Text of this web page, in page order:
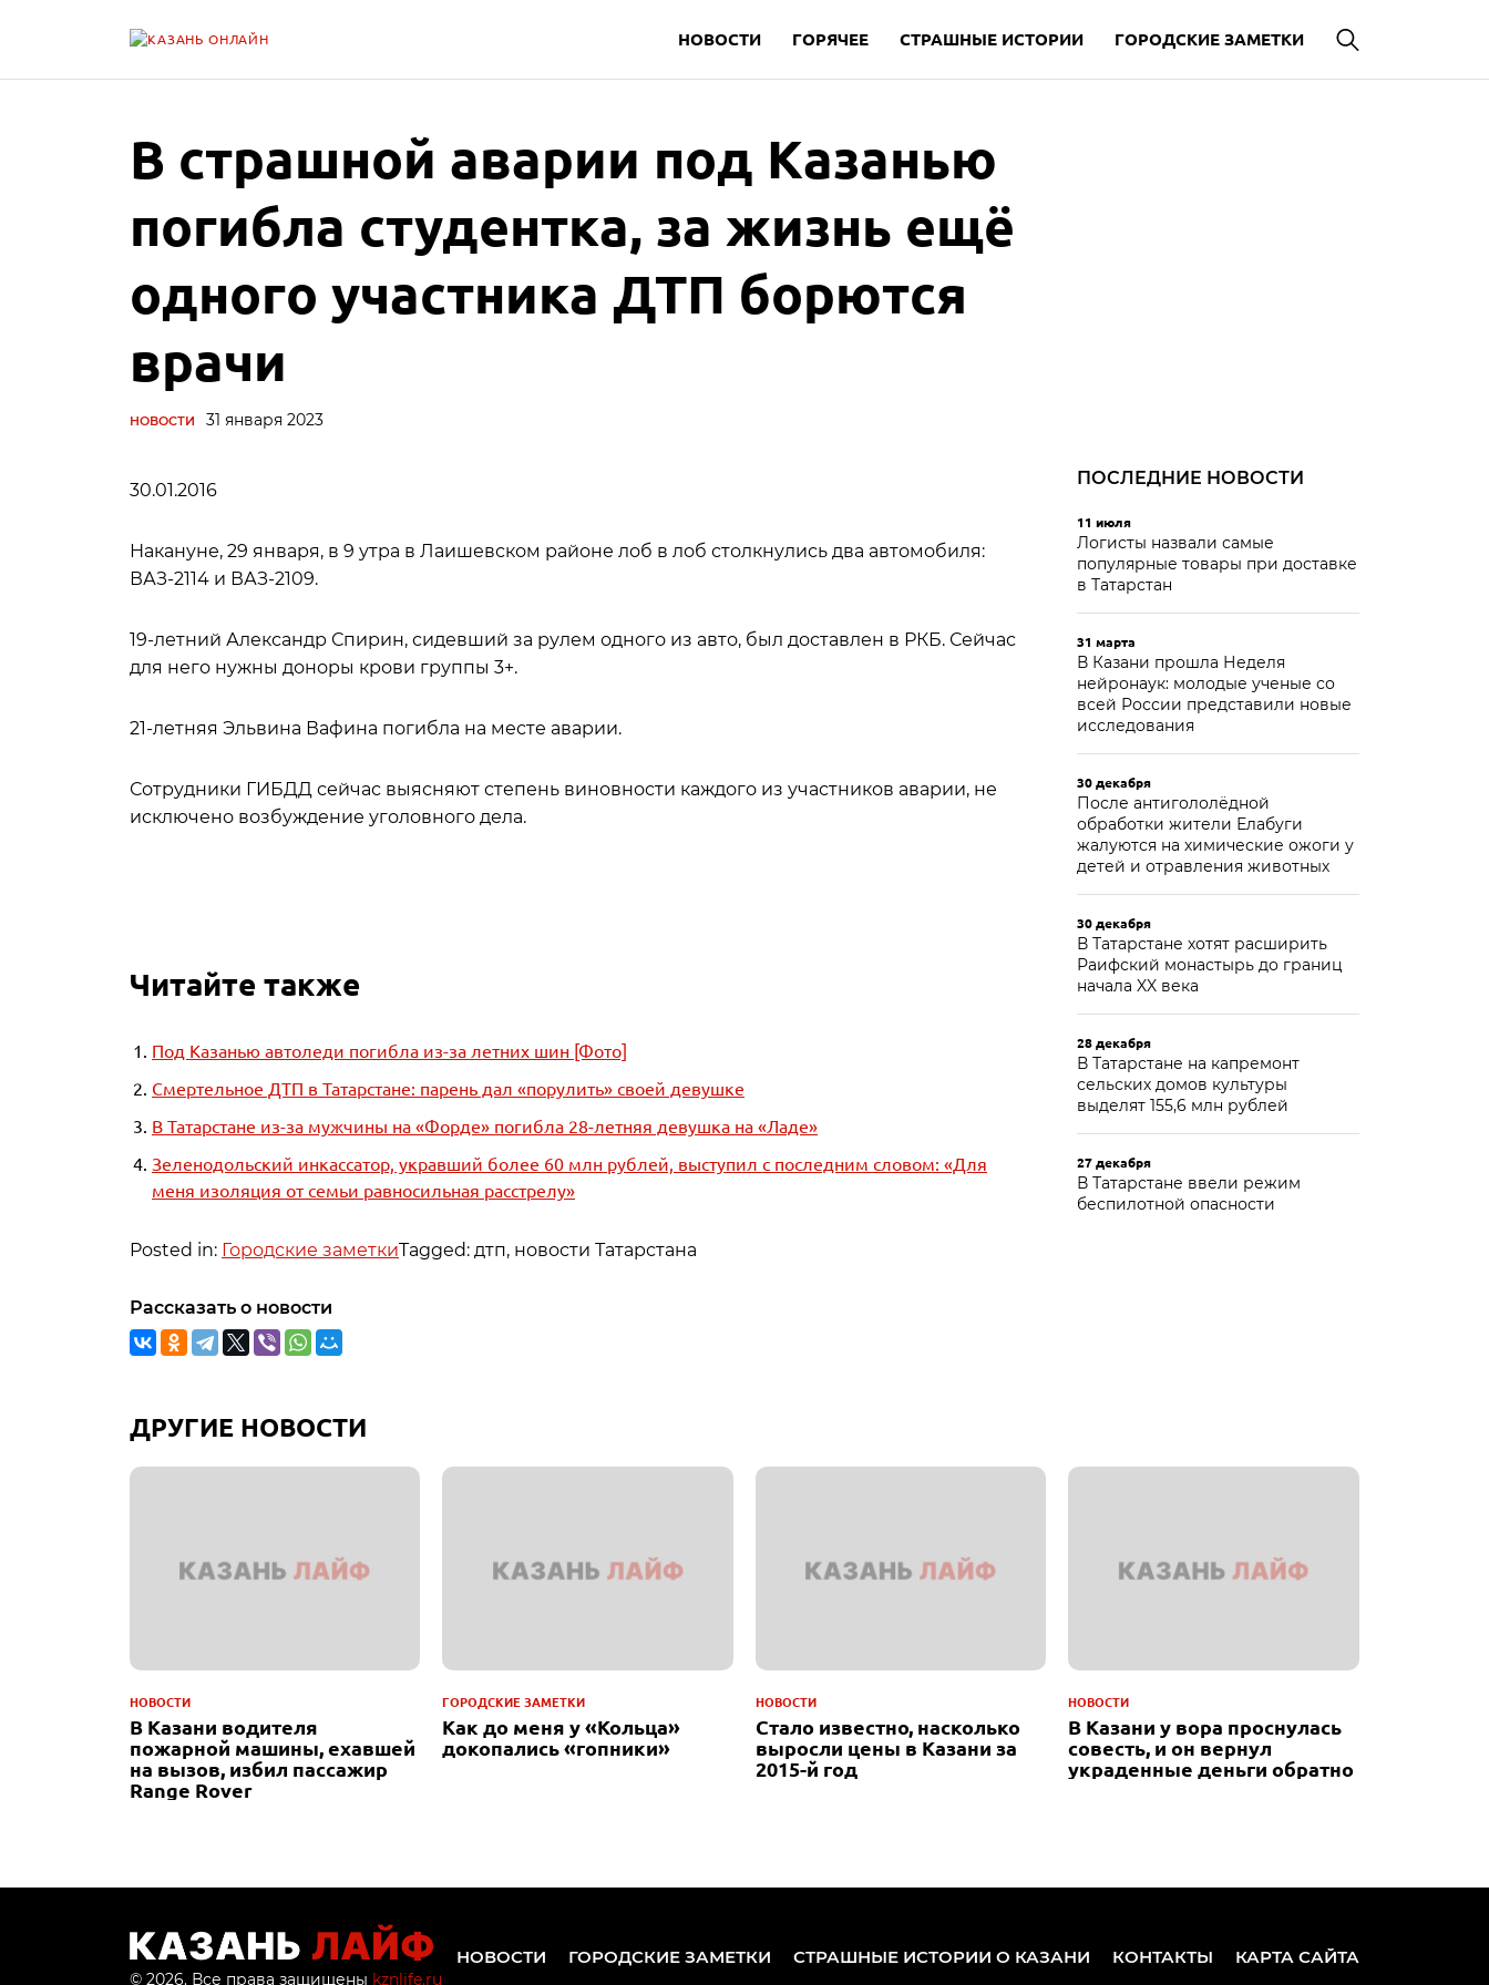
НОВОСТИ ГОРЯЧЕЕ СТРАШНЫЕ ИСТОРИИ ГОРОДСКИЕ ЗАМЕТКИ
В страшной аварии под Казанью
погибла студентка, за жизнь ещё
одного участника ДТП борются
врачи
НОВОСТИ 31 января 2023
30.01.2016
Накануне, 29 января, в 9 утра в Лаишевском районе лоб в лоб столкнулись два автомобиля:
ВАЗ-2114 и ВАЗ-2109.
19-летний Александр Спирин, сидевший за рулем одного из авто, был доставлен в РКБ. Сейчас
для него нужны доноры крови группы 3+.
21-летняя Эльвина Вафина погибла на месте аварии.
Сотрудники ГИБДД сейчас выясняют степень виновности каждого из участников аварии, не
исключено возбуждение уголовного дела.
Читайте также
Под Казанью автоледи погибла из-за летних шин [Фото]
Смертельное ДТП в Татарстане: парень дал «порулить» своей девушке
В Татарстане из-за мужчины на «Форде» погибла 28-летняя девушка на «Ладе»
Зеленодольский инкассатор, укравший более 60 млн рублей, выступил с последним словом: «Для
меня изоляция от семьи равносильная расстрелу»
Posted in: Городские заметкиTagged: дтп, новости Татарстана
Рассказать о новости
ПОСЛЕДНИЕ НОВОСТИ
11 июля
Логисты назвали самые
популярные товары при доставке
в Татарстан
31 марта
В Казани прошла Неделя
нейронаук: молодые ученые со
всей России представили новые
исследования
30 декабря
После антигололёдной
обработки жители Елабуги
жалуются на химические ожоги у
детей и отравления животных
30 декабря
В Татарстане хотят расширить
Раифский монастырь до границ
начала XX века
28 декабря
В Татарстане на капремонт
сельских домов культуры
выделят 155,6 млн рублей
27 декабря
В Татарстане ввели режим
беспилотной опасности
ДРУГИЕ НОВОСТИ
НОВОСТИ
В Казани водителя
пожарной машины, ехавшей
на вызов, избил пассажир
Range Rover
ГОРОДСКИЕ ЗАМЕТКИ
Как до меня у «Кольца»
докопались «гопники»
НОВОСТИ
Стало известно, насколько
выросли цены в Казани за
2015-й год
НОВОСТИ
В Казани у вора проснулась
совесть, и он вернул
украденные деньги обратно
© 2026. Все права защищены kznlife.ru
НОВОСТИ ГОРОДСКИЕ ЗАМЕТКИ СТРАШНЫЕ ИСТОРИИ О КАЗАНИ КОНТАКТЫ КАРТА САЙТА